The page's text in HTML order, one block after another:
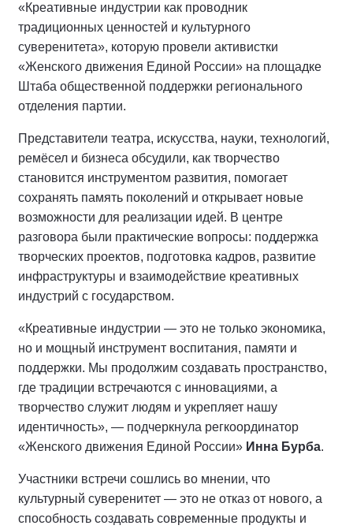
«Креативные индустрии как проводник
традиционных ценностей и культурного
суверенитета», которую провели активистки
«Женского движения Единой России» на площадке
Штаба общественной поддержки регионального
отделения партии.
Представители театра, искусства, науки, технологий,
ремёсел и бизнеса обсудили, как творчество
становится инструментом развития, помогает
сохранять память поколений и открывает новые
возможности для реализации идей. В центре
разговора были практические вопросы: поддержка
творческих проектов, подготовка кадров, развитие
инфраструктуры и взаимодействие креативных
индустрий с государством.
«Креативные индустрии — это не только экономика,
но и мощный инструмент воспитания, памяти и
поддержки. Мы продолжим создавать пространство,
где традиции встречаются с инновациями, а
творчество служит людям и укрепляет нашу
идентичность», — подчеркнула регкоординатор
«Женского движения Единой России» Инна Бурба.
Участники встречи сошлись во мнении, что
культурный суверенитет — это не отказ от нового, а
способность создавать современные продукты и